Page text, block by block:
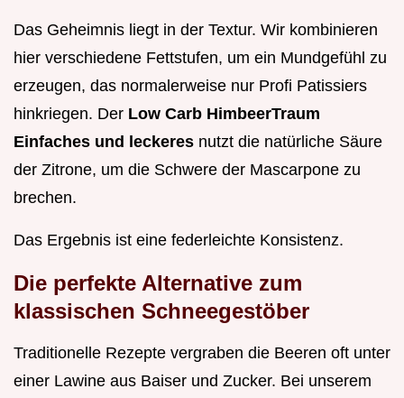
Das Geheimnis liegt in der Textur. Wir kombinieren
hier verschiedene Fettstufen, um ein Mundgefühl zu
erzeugen, das normalerweise nur Profi Patissiers
hinkriegen. Der Low Carb HimbeerTraum
Einfaches und leckeres nutzt die natürliche Säure
der Zitrone, um die Schwere der Mascarpone zu
brechen.
Das Ergebnis ist eine federleichte Konsistenz.
Die perfekte Alternative zum
klassischen Schneegestöber
Traditionelle Rezepte vergraben die Beeren oft unter
einer Lawine aus Baiser und Zucker. Bei unserem